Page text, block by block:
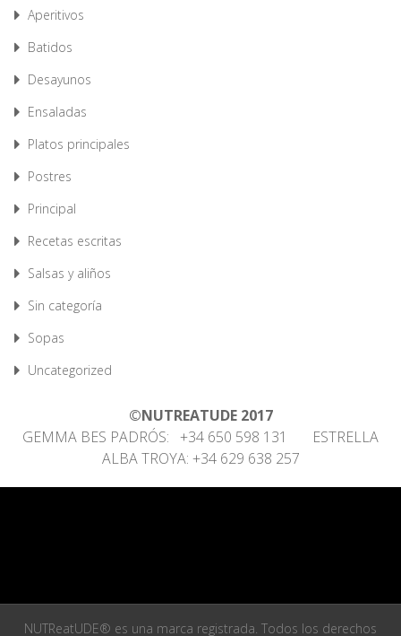
Aperitivos
Batidos
Desayunos
Ensaladas
Platos principales
Postres
Principal
Recetas escritas
Salsas y aliños
Sin categoría
Sopas
Uncategorized
©NUTREATUDE 2017
GEMMA BES PADRÓS: +34 650 598 131 ESTRELLA
ALBA TROYA: +34 629 638 257
NUTReatUDE® es una marca registrada. Todos los derechos